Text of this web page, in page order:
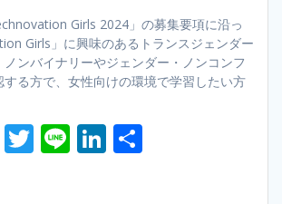
Girls 2024」の募集要項に沿っ
Girls」に興味のあるトランスジェンダー
ンバイナリーやジェンダー・ノンコンフ
する方で、女性向けの環境で学習したい方
T Li Li